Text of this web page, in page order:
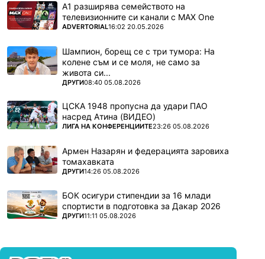
А1 разширява семейството на
телевизионните си канали с MAX One
ПОВЕЧЕ ОТ
ADVERTORIAL16:02 20.05.2026
Шампион, борещ се с три тумора: На
колене съм и се моля, не само за
живота си...
ПОВЕЧЕ ОТ
ДРУГИ08:40 05.08.2026
ЦСКА 1948 пропусна да удари ПАО
насред Атина (ВИДЕО)
ПОВЕЧЕ ОТ
ЛИГА НА КОНФЕРЕНЦИИТЕ23:26 05.08.2026
Армен Назарян и федерацията заровиха
томахавката
ПОВЕЧЕ ОТ
ДРУГИ14:26 05.08.2026
БОК осигури стипендии за 16 млади
спортисти в подготовка за Дакар 2026
ПОВЕЧЕ ОТ
ДРУГИ11:11 05.08.2026